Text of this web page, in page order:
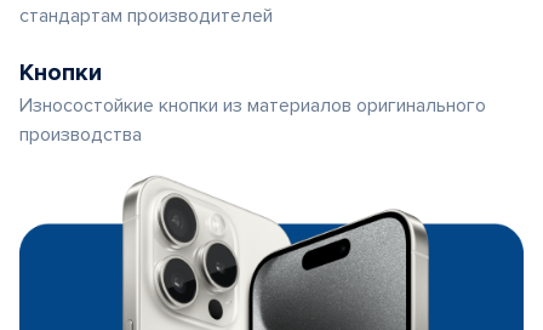
стандартам производителей
Кнопки
Износостойкие кнопки из материалов оригинального
производства